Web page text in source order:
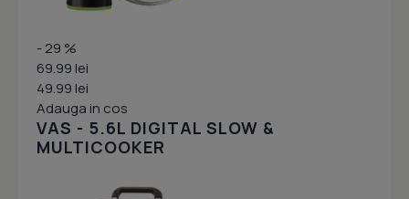
- 29 %
69.99 lei
49.99 lei
Adauga in cos
VAS - 5.6L DIGITAL SLOW &
MULTICOOKER